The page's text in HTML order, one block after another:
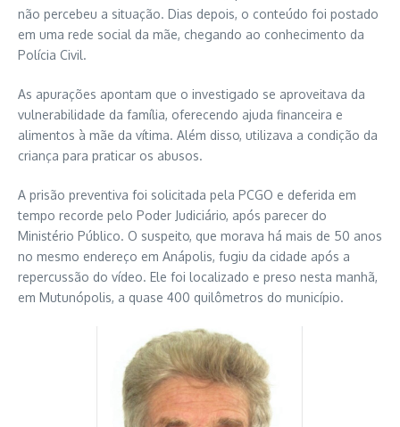
não percebeu a situação. Dias depois, o conteúdo foi postado
em uma rede social da mãe, chegando ao conhecimento da
Polícia Civil.
As apurações apontam que o investigado se aproveitava da
vulnerabilidade da família, oferecendo ajuda financeira e
alimentos à mãe da vítima. Além disso, utilizava a condição da
criança para praticar os abusos.
A prisão preventiva foi solicitada pela PCGO e deferida em
tempo recorde pelo Poder Judiciário, após parecer do
Ministério Público. O suspeito, que morava há mais de 50 anos
no mesmo endereço em Anápolis, fugiu da cidade após a
repercussão do vídeo. Ele foi localizado e preso nesta manhã,
em Mutunópolis, a quase 400 quilômetros do município.